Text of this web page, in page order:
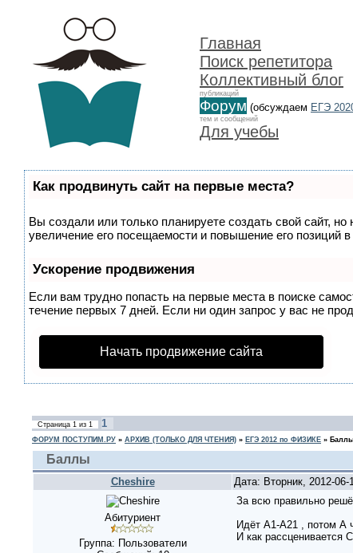
Главная
Поиск репетитора
Коллективный блог
публикаций
Форум (обсуждаем ЕГЭ
тем и сообщений
Для учебы
Как продвинуть сайт на первые места?
Вы создали или только планируете создать свой сайт,
увеличение его посещаемости и повышение его позиций
Ускорение продвижения
Если вам трудно попасть на первые места в поиске
течение первых 7 дней. Если ни один запрос у вас не
Начать продвижение сайта
Страница 1 из 1 1
ФОРУМ ПОСТУПИМ.РУ » АРХИВ (ТОЛЬКО ДЛЯ ЧТЕНИЯ) » ЕГЭ 2012 по ФИЗИКЕ » Баллы
Баллы
Cheshire Дата: Вторник, 2012-
Абитуриент
Группа: Пользователи
За всю правильно
Идёт А1-А21 , потом А
И как